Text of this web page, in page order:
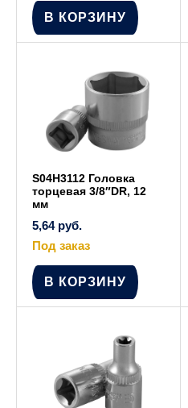
В КОРЗИНУ
S04H3112 Головка
торцевая 3/8″DR, 12
мм
5,64 руб.
Под заказ
В КОРЗИНУ